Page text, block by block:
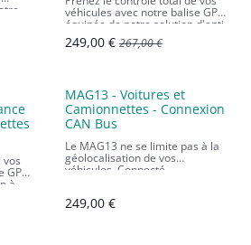
véhicules avec notre balise GPS
équipée de notre solution d'anti-
démarrage via badge.
Abonnement 1 mois inclus.
249,00€ 267,00€
GPS
à
MAG13 - Voitures et
Camionnettes - Connexion
CAN Bus
Le MAG13 ne se limite pas à la
géolocalisation de vos
véhicules. Connecté
Abonnement 1 mois inclus.
249,00€